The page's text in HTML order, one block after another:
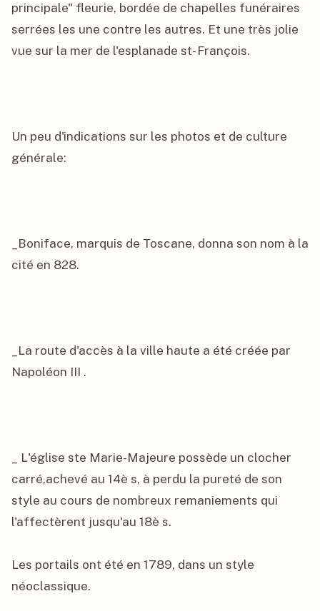
principale" fleurie, bordée de chapelles funéraires
serrées les une contre les autres. Et une très jolie
vue sur la mer de l'esplanade st- François.
Un peu d'indications sur les photos et de culture
générale:
_Boniface, marquis de Toscane, donna son nom à la
cité en 828.
_La route d'accès à la ville haute a été créée par
Napoléon III .
_ L'église ste Marie-Majeure possède un clocher
carré,achevé au 14è s, à perdu la pureté de son
style au cours de nombreux remaniements qui
l'affectèrent jusqu'au 18è s.
Les portails ont été en 1789, dans un style
néoclassique.